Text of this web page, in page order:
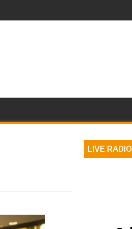
LIVE RADIO